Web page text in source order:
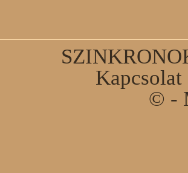
© -